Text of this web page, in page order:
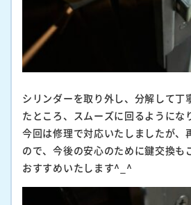
シリンダーを取り外し、分解して丁
たところ、スムーズに回るようにな
今回は修理で対応いたしましたが、
ので、今後の安心のために鍵交換も
おすすめいたします^_^